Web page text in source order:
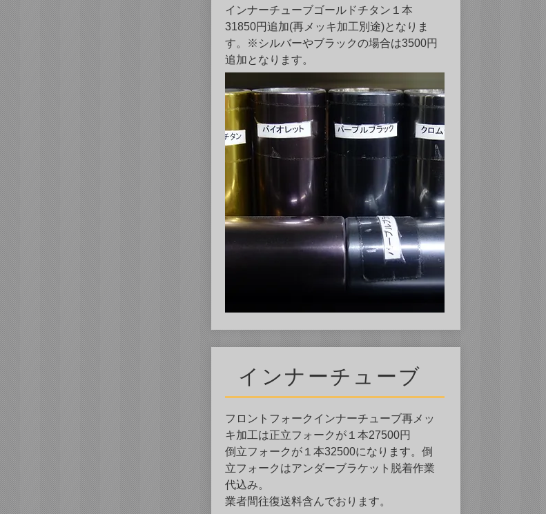
インナーチューブゴールドチタン１本
31850円追加(再メッキ加工別途)となりま
す。※シルバーやブラックの場合は3500円
​追加となります。
インナーチューブ
フロントフォークインナーチューブ再メッ
キ加工は正立フォークが１本27500円
倒立フォークが１本32500になります。倒
立フォークはアンダーブラケット脱着作業
代込み。
業者間往復送料含んでおります。